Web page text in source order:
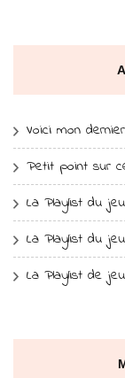
Voici mon
Petit point sur
La Playlist du
La Playlist du
La Playlist de